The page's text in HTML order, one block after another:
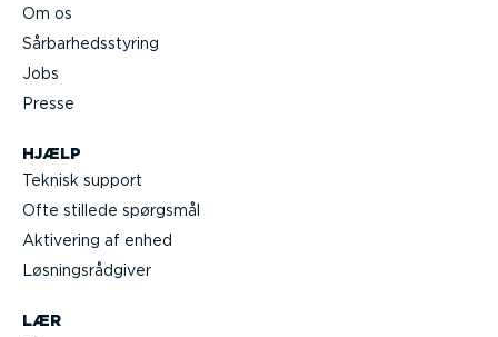
HJÆLP
Teknisk support
Ofte stillede spørgsmål
Aktivering af enhed
Løsnings­rå­d­giver
LÆR
Om os
Sårbar­heds­styring
Jobs
Presse